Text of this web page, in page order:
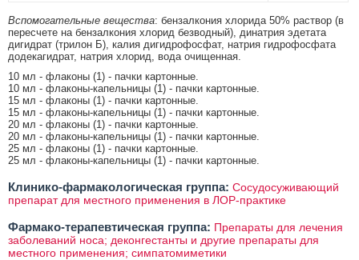
Вспомогательные вещества: бензалкония хлорида 50% раствор (в
пересчете на бензалкония хлорид безводный), динатрия эдетата
дигидрат (трилон Б), калия дигидрофосфат, натрия гидрофосфата
додекагидрат, натрия хлорид, вода очищенная.
10 мл - флаконы (1) - пачки картонные.
10 мл - флаконы-капельницы (1) - пачки картонные.
15 мл - флаконы (1) - пачки картонные.
15 мл - флаконы-капельницы (1) - пачки картонные.
20 мл - флаконы (1) - пачки картонные.
20 мл - флаконы-капельницы (1) - пачки картонные.
25 мл - флаконы (1) - пачки картонные.
25 мл - флаконы-капельницы (1) - пачки картонные.
Клинико-фармакологическая группа: Сосудосуживающий
препарат для местного применения в ЛОР-практике
Фармако-терапевтическая группа: Препараты для лечения
заболеваний носа; деконгестанты и другие препараты для
местного применения; симпатомиметики